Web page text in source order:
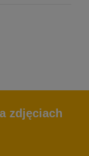
zdjęciach